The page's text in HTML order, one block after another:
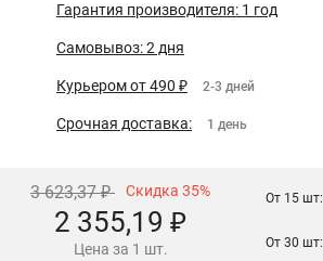
Гарантия производителя: 1 год
Самовывоз: 2 дня
Курьером от 490 ₽ 2-3 дней
Срочная доставка: 1 день
3 623,37 ₽ Скидка 35%
2 355,19 ₽
Цена за 1 шт.
От 15 шт:
От 30 шт: